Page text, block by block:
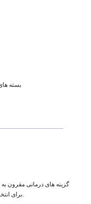
بسته
گزینه های درمانی
برای انتخاب با بهترین کیفیت مراقبت های بهداشتی در کشور.